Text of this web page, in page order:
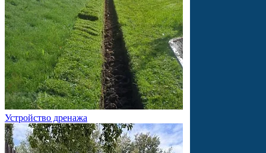
Устройство дренажа